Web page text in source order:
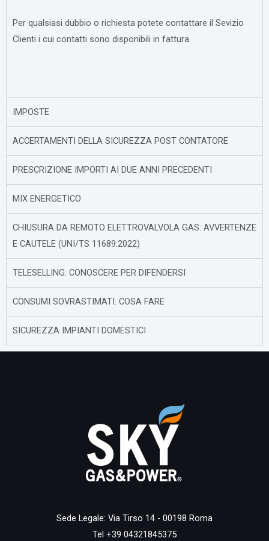
Per qualsiasi dubbio o richiesta potete contattare il Sevizio
Clienti i cui contatti sono disponibili in fattura.
IMPOSTE
ACCERTAMENTI DELLA SICUREZZA POST CONTATORE
PRESCRIZIONE IMPORTI AI DUE ANNI PRECEDENTI
MIX ENERGETICO
CHIUSURA DA REMOTO ELETTROVALVOLA GAS: AVVERTENZE
E CAUTELE (UNI/TS 11689:2022)
TELESELLING: CONOSCERE PER DIFENDERSI
CONSUMI SOVRASTIMATI: COSA FARE
SICUREZZA IMPIANTI DOMESTICI
Sede Legale: Via Tirso 14 - 00198 Roma
Tel +39 04321845375